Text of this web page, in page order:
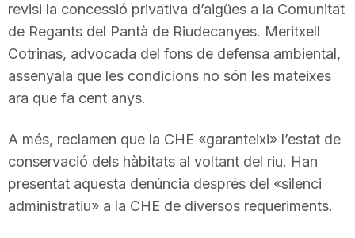
r
o
revisi la concessió privativa d’aigües a la Comunitat
de Regants del Pantà de Riudecanyes. Meritxell
Cotrinas, advocada del fons de defensa ambiental,
assenyala que les condicions no són les mateixes
ara que fa cent anys.
A més, reclamen que la CHE «garanteixi» l’estat de
conservació dels hàbitats al voltant del riu. Han
presentat aquesta denúncia després del «silenci
administratiu» a la CHE de diversos requeriments.